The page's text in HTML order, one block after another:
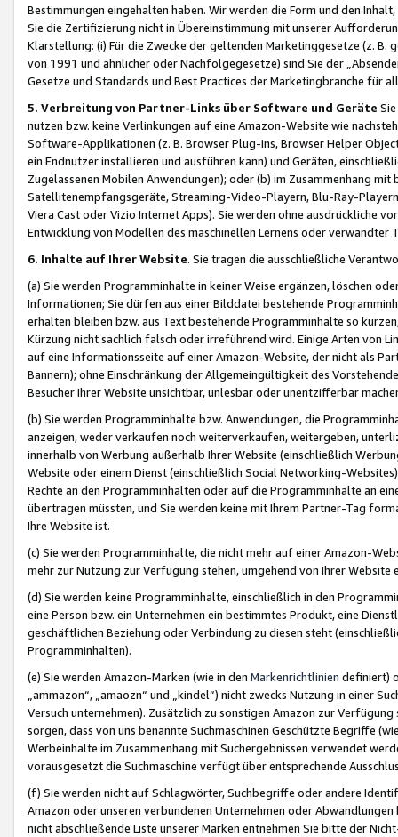
Bestimmungen eingehalten haben. Wir werden die Form und den
Sie die Zertifizierung nicht in Übereinstimmung mit unserer
Klarstellung: (i) Für die Zwecke der geltenden Marketinggesetze (z. B.
von 1991 und ähnlicher oder Nachfolgegesetze) sind Sie der
Gesetze und Standards und Best Practices der Marketingbranche für
5. Verbreitung von Partner-Links über Software und Geräte
nutzen bzw. keine Verlinkungen auf eine Amazon-Website wie
Software-Applikationen (z. B. Browser Plug-ins, Browser Helper
ein Endnutzer installieren und ausführen kann) und Geräten,
Zugelassenen Mobilen Anwendungen); oder (b) im Zusammenhang
Satellitenempfangsgeräte, Streaming-Video-Playern, Blu-Ray-
Viera Cast oder Vizio Internet Apps). Sie werden ohne ausdrückliche
Entwicklung von Modellen des maschinellen Lernens oder
6. Inhalte auf Ihrer Website. Sie tragen die ausschließliche
(a) Sie werden Programminhalte in keiner Weise ergänzen, löschen
Informationen; Sie dürfen aus einer Bilddatei bestehende
erhalten bleiben bzw. aus Text bestehende Programminhalte so
Kürzung nicht sachlich falsch oder irreführend wird. Einige Arten von
auf eine Informationsseite auf einer Amazon-Website, der nicht als
Bannern); ohne Einschränkung der Allgemeingültigkeit des
Besucher Ihrer Website unsichtbar, unlesbar oder unentzifferbar
(b) Sie werden Programminhalte bzw. Anwendungen, die
anzeigen, weder verkaufen noch weiterverkaufen, weitergeben,
innerhalb von Werbung außerhalb Ihrer Website (einschließlich
Website oder einem Dienst (einschließlich Social Networking-
Rechte an den Programminhalten oder auf die Programminhalte an
übertragen müssten, und Sie werden keine mit Ihrem Partner-Tag
Ihre Website ist.
(c) Sie werden Programminhalte, die nicht mehr auf einer Amazon-
mehr zur Nutzung zur Verfügung stehen, umgehend von Ihrer
(d) Sie werden keine Programminhalte, einschließlich in den
eine Person bzw. ein Unternehmen ein bestimmtes Produkt, eine
geschäftlichen Beziehung oder Verbindung zu diesen steht
Programminhalten).
(e) Sie werden Amazon-Marken (wie in den Markenrichtlinien definiert)
„ammazon“, „amaozn“ und „kindel“) nicht zwecks Nutzung in einer
Versuch unternehmen). Zusätzlich zu sonstigen Amazon zur
sorgen, dass von uns benannte Suchmaschinen Geschützte Begriffe
Werbeinhalte im Zusammenhang mit Suchergebnissen verwendet
vorausgesetzt die Suchmaschine verfügt über entsprechende
(f) Sie werden nicht auf Schlagwörter, Suchbegriffe oder andere
Amazon oder unseren verbundenen Unternehmen oder
nicht abschließende Liste unserer Marken entnehmen Sie bitte der